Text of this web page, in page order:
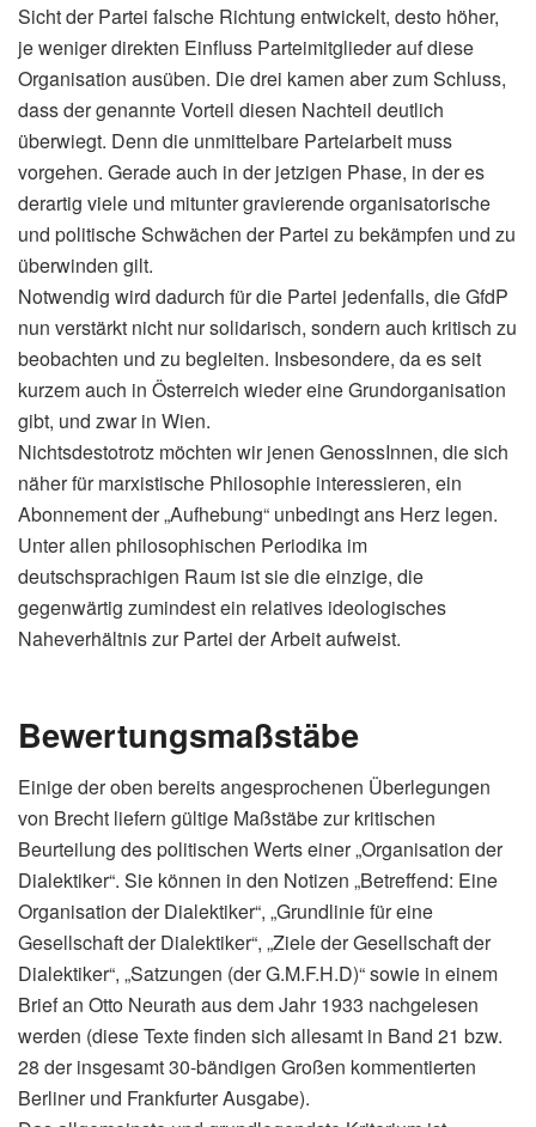
Sicht der Partei falsche Richtung entwickelt, desto höher,
je weniger direkten Einfluss Parteimitglieder auf diese
Organisation ausüben. Die drei kamen aber zum Schluss,
dass der genannte Vorteil diesen Nachteil deutlich
überwiegt. Denn die unmittelbare Parteiarbeit muss
vorgehen. Gerade auch in der jetzigen Phase, in der es
derartig viele und mitunter gravierende organisatorische
und politische Schwächen der Partei zu bekämpfen und zu
überwinden gilt.
Notwendig wird dadurch für die Partei jedenfalls, die GfdP
nun verstärkt nicht nur solidarisch, sondern auch kritisch zu
beobachten und zu begleiten. Insbesondere, da es seit
kurzem auch in Österreich wieder eine Grundorganisation
gibt, und zwar in Wien.
Nichtsdestotrotz möchten wir jenen GenossInnen, die sich
näher für marxistische Philosophie interessieren, ein
Abonnement der „Aufhebung“ unbedingt ans Herz legen.
Unter allen philosophischen Periodika im
deutschsprachigen Raum ist sie die einzige, die
gegenwärtig zumindest ein relatives ideologisches
Naheverhältnis zur Partei der Arbeit aufweist.
Bewertungsmaßstäbe
Einige der oben bereits angesprochenen Überlegungen
von Brecht liefern gültige Maßstäbe zur kritischen
Beurteilung des politischen Werts einer „Organisation der
Dialektiker“. Sie können in den Notizen „Betreffend: Eine
Organisation der Dialektiker“, „Grundlinie für eine
Gesellschaft der Dialektiker“, „Ziele der Gesellschaft der
Dialektiker“, „Satzungen (der G.M.F.H.D)“ sowie in einem
Brief an Otto Neurath aus dem Jahr 1933 nachgelesen
werden (diese Texte finden sich allesamt in Band 21 bzw.
28 der insgesamt 30-bändigen Großen kommentierten
Berliner und Frankfurter Ausgabe).